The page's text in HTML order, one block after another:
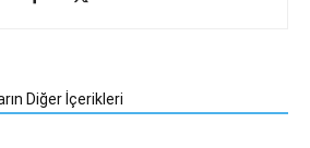
Diğer İçerikleri